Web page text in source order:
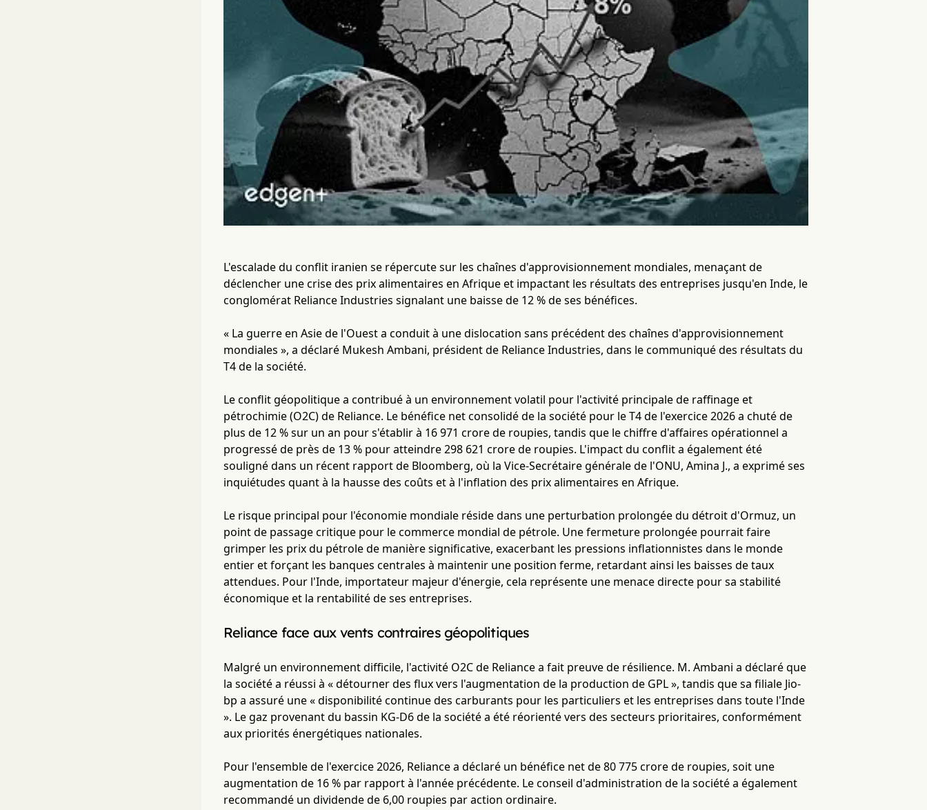
L'escalade du conflit iranien se répercute sur les chaînes d'approvisionnement mondiales, menaçant de
déclencher une crise des prix alimentaires en Afrique et impactant les résultats des entreprises jusqu'en Inde, le
conglomérat Reliance Industries signalant une baisse de 12 % de ses bénéfices.
« La guerre en Asie de l'Ouest a conduit à une dislocation sans précédent des chaînes d'approvisionnement
mondiales », a déclaré Mukesh Ambani, président de Reliance Industries, dans le communiqué des résultats du
T4 de la société.
Le conflit géopolitique a contribué à un environnement volatil pour l'activité principale de raffinage et
pétrochimie (O2C) de Reliance. Le bénéfice net consolidé de la société pour le T4 de l'exercice 2026 a chuté de
plus de 12 % sur un an pour s'établir à 16 971 crore de roupies, tandis que le chiffre d'affaires opérationnel a
progressé de près de 13 % pour atteindre 298 621 crore de roupies. L'impact du conflit a également été
souligné dans un récent rapport de Bloomberg, où la Vice-Secrétaire générale de l'ONU, Amina J., a exprimé ses
inquiétudes quant à la hausse des coûts et à l'inflation des prix alimentaires en Afrique.
Le risque principal pour l'économie mondiale réside dans une perturbation prolongée du détroit d'Ormuz, un
point de passage critique pour le commerce mondial de pétrole. Une fermeture prolongée pourrait faire
grimper les prix du pétrole de manière significative, exacerbant les pressions inflationnistes dans le monde
entier et forçant les banques centrales à maintenir une position ferme, retardant ainsi les baisses de taux
attendues. Pour l'Inde, importateur majeur d'énergie, cela représente une menace directe pour sa stabilité
économique et la rentabilité de ses entreprises.
Reliance face aux vents contraires géopolitiques
Malgré un environnement difficile, l'activité O2C de Reliance a fait preuve de résilience. M. Ambani a déclaré que
la société a réussi à « détourner des flux vers l'augmentation de la production de GPL », tandis que sa filiale Jio-
bp a assuré une « disponibilité continue des carburants pour les particuliers et les entreprises dans toute l'Inde
». Le gaz provenant du bassin KG-D6 de la société a été réorienté vers des secteurs prioritaires, conformément
aux priorités énergétiques nationales.
Pour l'ensemble de l'exercice 2026, Reliance a déclaré un bénéfice net de 80 775 crore de roupies, soit une
augmentation de 16 % par rapport à l'année précédente. Le conseil d'administration de la société a également
recommandé un dividende de 6,00 roupies par action ordinaire.